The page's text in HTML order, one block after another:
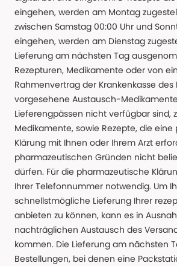
eingehen, werden am Montag
zwischen Samstag 00:00 Uhr und
eingehen, werden am Dienstag
Lieferung am nächsten Tag
Rezepturen, Medikamente oder von
Rahmenvertrag der Krankenkasse des
vorgesehene Austausch-
Lieferengpässen nicht verfügbar sind,
Medikamente, sowie Rezepte, die
Klärung mit Ihnen oder Ihrem Arzt
pharmazeutischen Gründen nicht
dürfen. Für die pharmazeutische
Ihrer Telefonnummer notwendig. Um
schnellstmögliche Lieferung Ihrer
anbieten zu können, kann es in
nachträglichen Austausch des
kommen. Die Lieferung am nächsten
Bestellungen, bei denen eine